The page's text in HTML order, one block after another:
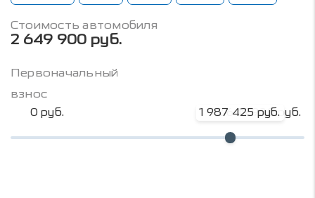
Стоимость автомобиля
2 649 900 руб.
Первоначальный
взнос
0 руб. 1 987 425 руб.
2 649 900 руб.